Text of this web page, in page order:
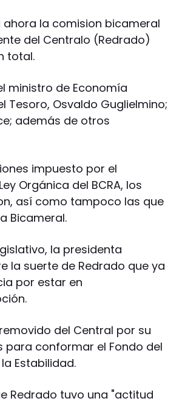
la comision bicameral
del Centralo (Redrado)
total.
ministro de Economía
Tesoro, Osvaldo Guglielmino;
además de otros
impuesto por el
Orgánica del BCRA, los
así como tampoco las que
Bicameral.
la presidenta
la suerte de Redrado que ya
por estar en
del Central por su
para conformar el Fondo del
Estabilidad.
Redrado tuvo una "actitud